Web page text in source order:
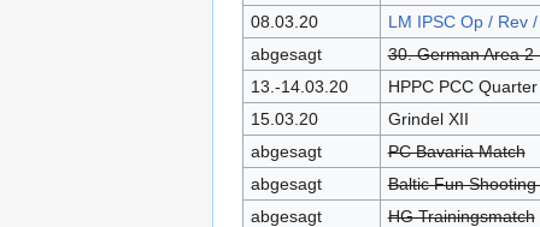
08.03.20
LM IPSC Op / Rev
abgesagt
30. German Area 2
13.-14.03.20
HPPC PCC
15.03.20
Grindel XII
abgesagt
PC Bavaria Match
abgesagt
Baltic Fun
abgesagt
HG Trainingsmatch